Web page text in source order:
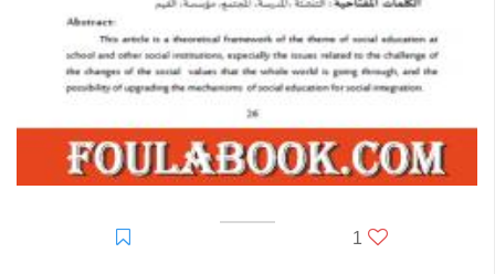
1